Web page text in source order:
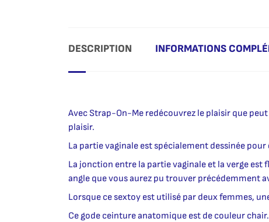
DESCRIPTION INFORMATIONS
Avec Strap-On-Me redécouvrez le plaisir que
plaisir.
La partie vaginale est spécialement dessinée
La jonction entre la partie vaginale et la verge
angle que vous aurez pu trouver précédemment
Lorsque ce sextoy est utilisé par deux femmes,
Ce gode ceinture anatomique est de couleur